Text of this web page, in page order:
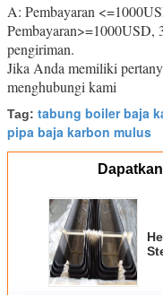
A: Pembayaran
Pembayaran>=1000USD,
pengiriman.
Jika Anda memiliki
menghubungi kami
Tag: tabung boiler baja
pipa baja karbon mulus